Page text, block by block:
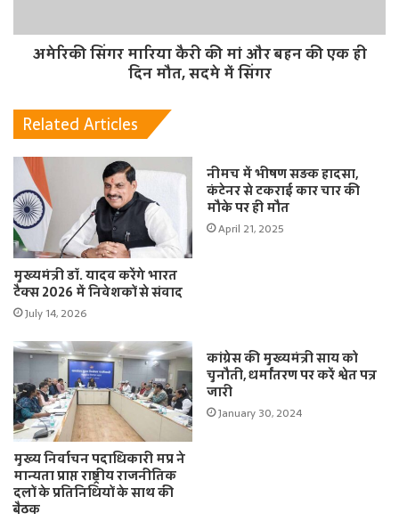
अमेरिकी सिंगर मारिया कैरी की मां और बहन की एक ही
दिन मौत, सदमे में सिंगर
Related Articles
मुख्यमंत्री डॉ. यादव करेंगे भारत
टैक्स 2026 में निवेशकों से संवाद
July 14, 2026
नीमच में भीषण सड़क हादसा,
कंटेनर से टकराई कार चार की
मौके पर ही मौत
April 21, 2025
मुख्य निर्वाचन पदाधिकारी मप्र ने
मान्यता प्राप्त राष्ट्रीय राजनीतिक
दलों के प्रतिनिधियों के साथ की
बैठक
कांग्रेस की मुख्यमंत्री साय को
चुनौती, धर्मांतरण पर करें श्वेत पत्र
जारी
January 30, 2024